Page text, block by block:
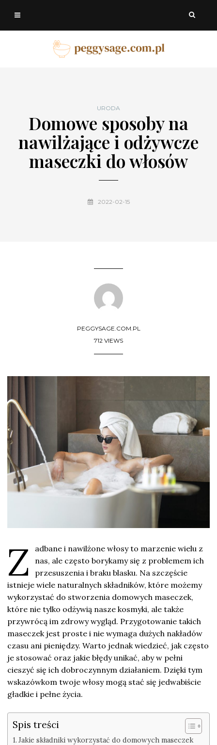
URODA
Domowe sposoby na
nawilżające i odżywcze
maseczki do włosów
2022-02-15
PEGGYSAGE.COM.PL
712 VIEWS
Z
adbane i nawilżone włosy to marzenie wielu z
nas, ale często borykamy się z problemem ich
przesuszenia i braku blasku. Na szczęście
istnieje wiele naturalnych składników, które możemy
wykorzystać do stworzenia domowych maseczek,
które nie tylko odżywią nasze kosmyki, ale także
przywrócą im zdrowy wygląd. Przygotowanie takich
maseczek jest proste i nie wymaga dużych nakładów
czasu ani pieniędzy. Warto jednak wiedzieć, jak często
je stosować oraz jakie błędy unikać, aby w pełni
cieszyć się ich dobroczynnym działaniem. Dzięki tym
wskazówkom twoje włosy mogą stać się jedwabiście
gładkie i pełne życia.
Spis treści
Jakie składniki wykorzystać do domowych maseczek